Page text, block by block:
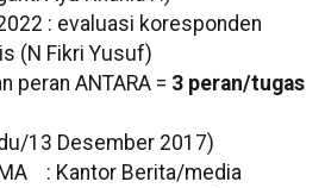
: evaluasi koresponden
(N Fikri Yusuf)
ANTARA = 3 peran/tugas
Desember 2017)
: Kantor Berita/media